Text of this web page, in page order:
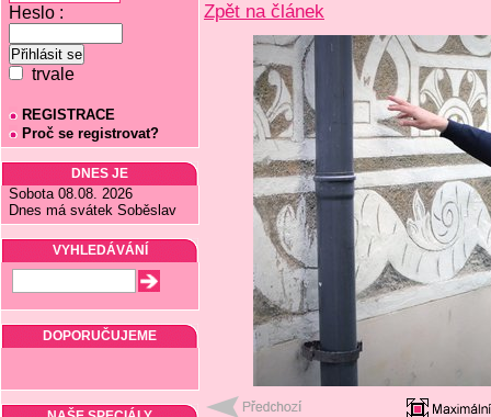
Heslo :
trvale
REGISTRACE
Proč se registrovat?
DNES JE
Sobota 08.08. 2026
Dnes má svátek Soběslav
VYHLEDÁVÁNÍ
DOPORUČUJEME
Zpět na článek